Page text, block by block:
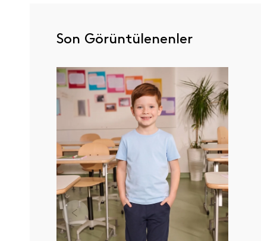
Son Görüntülenenler